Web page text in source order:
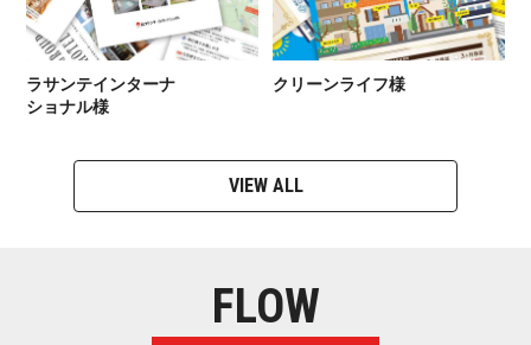
ラサンテインターナ
シ ョ ナ ル 様
クリーン ラ イ フ 様
VIEW ALL
FLOW